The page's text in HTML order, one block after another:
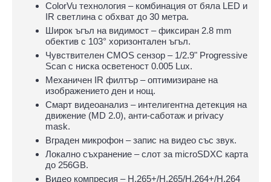
ColorVu технология – комбинация от бяла LED и
IR светлина с обхват до 30 метра.
Широк ъгъл на видимост – фиксиран 2.8 mm
обектив с 103° хоризонтален ъгъл.
Чувствителен CMOS сензор – 1/2.9" Progressive
Scan с ниска осветеност 0.005 Lux.
Механичен IR филтър – оптимизиране на
изображението ден и нощ.
Смарт видеоанализ – интелигентна детекция на
движение (MD 2.0), анти-саботаж и privacy
mask.
Вграден микрофон – запис на видео със звук.
Локално съхранение – слот за microSDXC карта
до 256GB.
Видео компресия – H.265+/H.265/H.264+/H.264